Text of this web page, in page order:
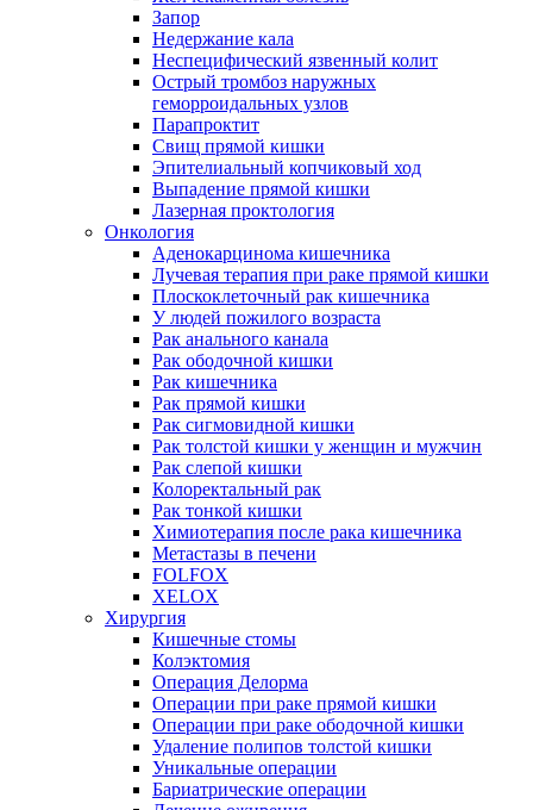
Запор
Недержание кала
Неспецифический язвенный колит
Острый тромбоз наружных
геморроидальных узлов
Парапроктит
Свищ прямой кишки
Эпителиальный копчиковый ход
Выпадение прямой кишки
Лазерная проктология
Онкология
Аденокарцинома кишечника
Лучевая терапия при раке прямой кишки
Плоскоклеточный рак кишечника
У людей пожилого возраста
Рак анального канала
Рак ободочной кишки
Рак кишечника
Рак прямой кишки
Рак сигмовидной кишки
Рак толстой кишки у женщин и мужчин
Рак слепой кишки
Колоректальный рак
Рак тонкой кишки
Химиотерапия после рака кишечника
Метастазы в печени
FOLFOX
XELOX
Хирургия
Кишечные стомы
Колэктомия
Операция Делорма
Операции при раке прямой кишки
Операции при раке ободочной кишки
Удаление полипов толстой кишки
Уникальные операции
Бариатрические операции